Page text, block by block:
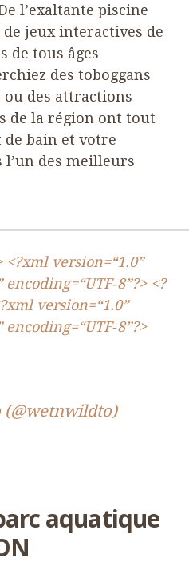
l’exaltante piscine
de jeux interactives de
de tous âges
des toboggans
ou des attractions
de la région ont tout
de bain et votre
l’un des meilleurs
<?xml version=“1.0”
encoding=“UTF‑8”?> <?
version=“1.0”
encoding=“UTF‑8”?>
(@wetnwildto)
aquatique